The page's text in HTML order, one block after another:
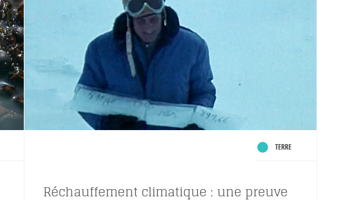
TERRE
Réchauffement climatique : une preuve